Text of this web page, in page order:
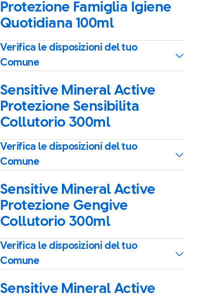
Protezione Famiglia Igiene
Quotidiana 100ml
Verifica le disposizioni del tuo
Comune
Sensitive Mineral Active
Protezione Sensibilita
Collutorio 300ml
Verifica le disposizioni del tuo
Comune
Sensitive Mineral Active
Protezione Gengive
Collutorio 300ml
Verifica le disposizioni del tuo
Comune
Sensitive Mineral Active